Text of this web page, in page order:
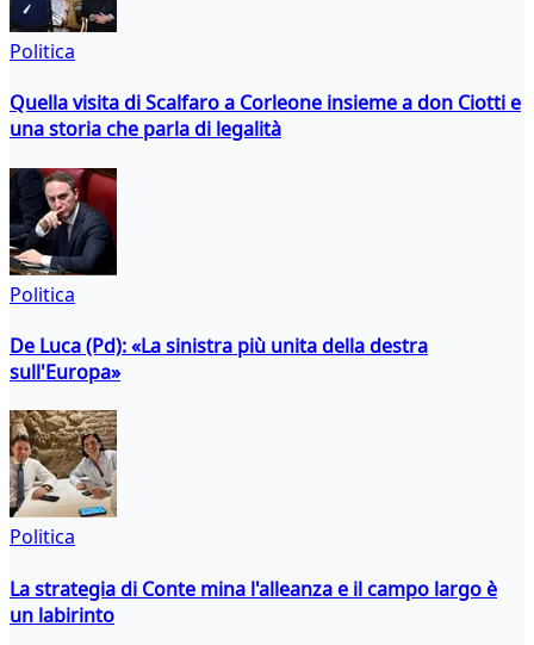
Politica
Quella visita di Scalfaro a Corleone insieme a don Ciotti e
una storia che parla di legalità
Politica
De Luca (Pd): «La sinistra più unita della destra
sull'Europa»
Politica
La strategia di Conte mina l'alleanza e il campo largo è
un labirinto